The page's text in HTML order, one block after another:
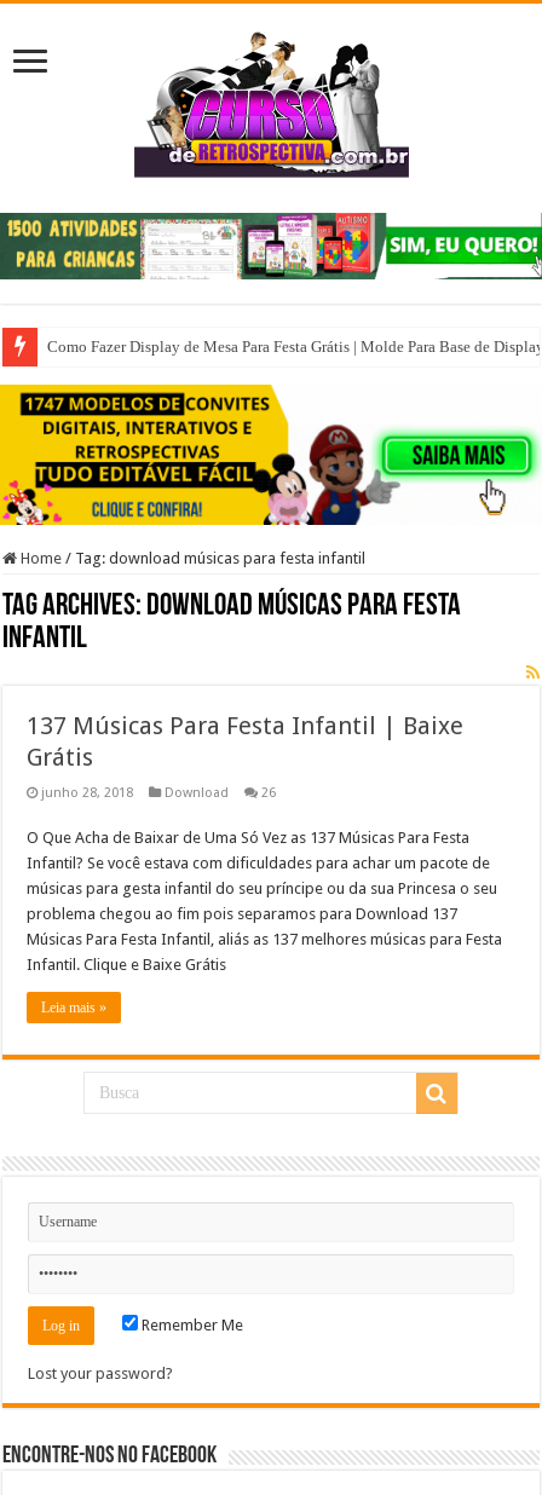
Como Fazer Display de Mesa Para Festa Grátis | Molde Para Base de
Home / Tag:download músicas para festa infantil
Tag Archives: download músicas para festa
infantil
137 Músicas Para Festa Infantil | Baixe
Grátis
junho 28, 2018 Download 26
O Que Acha de Baixar de Uma Só Vez as 137 Músicas Para Festa
Infantil? Se você estava com dificuldades para achar um pacote de
músicas para gesta infantil do seu príncipe ou da sua Princesa o seu
problema chegou ao fim pois separamos para Download 137
Músicas Para Festa Infantil, aliás as 137 melhores músicas para Festa
Infantil. Clique e Baixe Grátis
Leia mais »
Remember Me
Lost your password?
Encontre-nos no Facebook